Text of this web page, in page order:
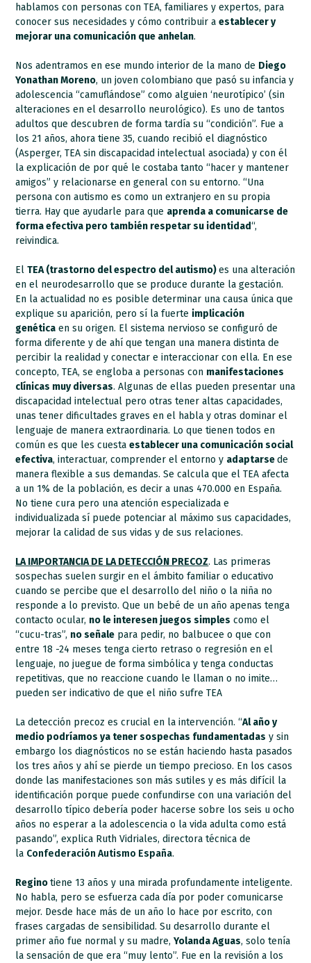
hablamos con personas con TEA, familiares y expertos, para
conocer sus necesidades y cómo contribuir aestablecer y
mejorar una comunicación que anhelan.
Nos adentramos en ese mundo interior de la mano de Diego
Yonathan Moreno, un joven colombiano que pasó su infancia y
adolescencia “camuflándose” como alguien ‘neurotípico’ (sin
alteraciones en el desarrollo neurológico). Es uno de tantos
adultos que descubren de forma tardía su “condición”. Fue a
los 21 años, ahora tiene 35, cuando recibió el diagnóstico
(Asperger, TEA sin discapacidad intelectual asociada) y con él
la explicación de por qué le costaba tanto “hacer y mantener
amigos” y relacionarse en general con su entorno. “Una
persona con autismo es como un extranjero en su propia
tierra. Hay que ayudarle para que aprenda a comunicarse de
forma efectiva pero también respetar su identidad“,
reivindica.
ElTEA (trastorno del espectro del autismo)es una alteración
en el neurodesarrollo que se produce durante la gestación.
En la actualidad no es posible determinar una causa única que
explique su aparición, pero sí la fuerte implicación
genética en su origen. El sistema nervioso se configuró de
forma diferente y de ahí que tengan una manera distinta de
percibir la realidad y conectar e interaccionar con ella. En ese
concepto, TEA, se engloba a personas con manifestaciones
clínicas muy diversas. Algunas de ellas pueden presentar una
discapacidad intelectual pero otras tener altas capacidades,
unas tener dificultades graves en el habla y otras dominar el
lenguaje de manera extraordinaria. Lo que tienen todos en
común es que les cuestaestablecer una comunicación social
efectiva, interactuar, comprender el entorno y adaptarsede
manera flexible a sus demandas. Se calcula que el TEA afecta
a un 1% de la población, es decir a unas 470.000 en España.
No tiene cura pero una atención especializada e
individualizada sí puede potenciar al máximo sus capacidades,
mejorar la calidad de sus vidas y de sus relaciones.
LA IMPORTANCIA DE LA DETECCIÓN PRECOZ. Las primeras
sospechas suelen surgir en el ámbito familiar o educativo
cuando se percibe que el desarrollo del niño o la niña no
responde a lo previsto. Que un bebé de un año apenas tenga
contacto ocular, no le interesen juegos simples como el
“cucu-tras”, no señale para pedir, no balbucee o que con
entre 18 -24 meses tenga cierto retraso o regresión en el
lenguaje, no juegue de forma simbólica y tenga conductas
repetitivas, que no reaccione cuando le llaman o no imite…
pueden ser indicativo de que el niño sufre TEA
La detección precoz es crucial en la intervención. “Al año y
medio podríamos ya tener sospechas fundamentadas y sin
embargo los diagnósticos no se están haciendo hasta pasados
los tres años y ahí se pierde un tiempo precioso. En los casos
donde las manifestaciones son más sutiles y es más difícil la
identificación porque puede confundirse con una variación del
desarrollo típico debería poder hacerse sobre los seis u ocho
años no esperar a la adolescencia o la vida adulta como está
pasando”, explica Ruth Vidriales, directora técnica de
la Confederación Autismo España.
Reginotiene 13 años y una mirada profundamente inteligente.
No habla, pero se esfuerza cada día por poder comunicarse
mejor. Desde hace más de un año lo hace por escrito, con
frases cargadas de sensibilidad. Su desarrollo durante el
primer año fue normal y su madre,Yolanda Aguas, solo tenía
la sensación de que era “muy lento”. Fue en la revisión a los